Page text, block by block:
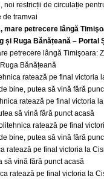
noi restricții de circulație
de tramvai
mare petrecere lângă
și Ruga Bănățeană – Portal
petrecere lângă Timişoara:
Bănățeană
ratează pe final victoria
bine, putea să vină fără
ratează pe final victoria
să vină fără punct acasă
ratează pe final
bine, putea să vină fără
ratează pe final victoria la
să vină fără punct acasă
ratează pe final victoria la